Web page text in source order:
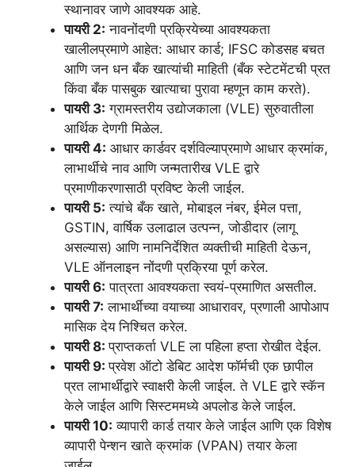
स्थानावर जाणे आवश्यक आहे.
पायरी 2: नावनोंदणी प्रक्रियेच्या आवश्यकता
खालीलप्रमाणे आहेत: आधार कार्ड; IFSC कोडसह बचत
आणि जन धन बँक खात्यांची माहिती (बँक स्टेटमेंटची प्रत
किंवा बँक पासबुक खात्याचा पुरावा म्हणून काम करते).
पायरी 3: ग्रामस्तरीय उद्योजकाला (VLE) सुरुवातीला
आर्थिक देणगी मिळेल.
पायरी 4: आधार कार्डवर दर्शविल्याप्रमाणे आधार क्रमांक,
लाभार्थीचे नाव आणि जन्मतारीख VLE द्वारे
प्रमाणीकरणासाठी प्रविष्ट केली जाईल.
पायरी 5: त्यांचे बँक खाते, मोबाइल नंबर, ईमेल पत्ता,
GSTIN, वार्षिक उलाढाल उत्पन्न, जोडीदार (लागू
असल्यास) आणि नामनिर्देशित व्यक्तीची माहिती देऊन,
VLE ऑनलाइन नोंदणी प्रक्रिया पूर्ण करेल.
पायरी 6: पात्रता आवश्यकता स्वयं-प्रमाणित असतील.
पायरी 7: लाभार्थीच्या वयाच्या आधारावर, प्रणाली आपोआप
मासिक देय निश्चित करेल.
पायरी 8:प्राप्तकर्ता VLE ला पहिला हप्ता रोखीत देईल.
पायरी 9:प्रवेश ऑटो डेबिट आदेश फॉर्मची एक छापील
प्रत लाभार्थीद्वारे स्वाक्षरी केली जाईल. ते VLE द्वारे स्कॅन
केले जाईल आणि सिस्टममध्ये अपलोड केले जाईल.
पायरी 10: व्यापारी कार्ड तयार केले जाईल आणि एक विशेष
व्यापारी पेन्शन खाते क्रमांक (VPAN) तयार केला